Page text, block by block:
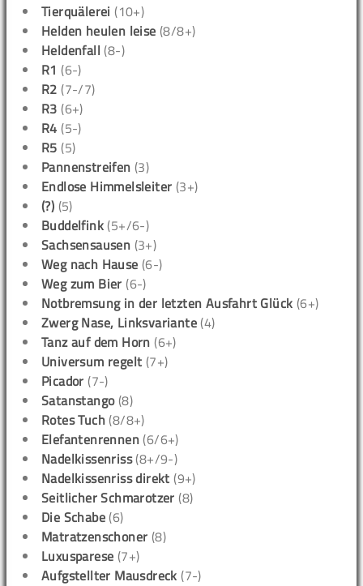
Tierquälerei (10+)
Helden heulen leise (8/8+)
Heldenfall (8-)
R1 (6-)
R2 (7-/7)
R3 (6+)
R4 (5-)
R5 (5)
Pannenstreifen (3)
Endlose Himmelsleiter (3+)
(?) (5)
Buddelfink (5+/6-)
Sachsensausen (3+)
Weg nach Hause (6-)
Weg zum Bier (6-)
Notbremsung in der letzten Ausfahrt Glück (6+)
Zwerg Nase, Linksvariante (4)
Tanz auf dem Horn (6+)
Universum regelt (7+)
Picador (7-)
Satanstango(8)
Rotes Tuch (8/8+)
Elefantenrennen (6/6+)
Nadelkissenriss(8+/9-)
Nadelkissenriss direkt (9+)
Seitlicher Schmarotzer (8)
Die Schabe (6)
Matratzenschoner (8)
Luxusparese (7+)
Aufgstellter Mausdreck (7-)